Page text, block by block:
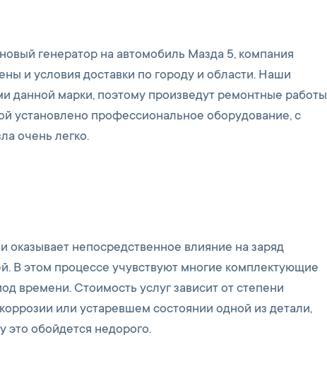
генератор на автомобиль Мазда 5, компания
и условия доставки по городу и области. Наши
данной марки, поэтому произведут ремонтные работы
установлено профессиональное оборудование, с
очень легко.
оказывает непосредственное влияние на заряд
В этом процессе учувствуют многие комплектующие
времени. Стоимость услуг зависит от степени
или устаревшем состоянии одной из детали,
это обойдется недорого.